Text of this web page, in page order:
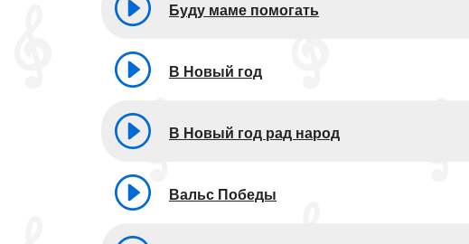
Буду маме помогать
В Новый год
В Новый год рад народ
Вальс Победы